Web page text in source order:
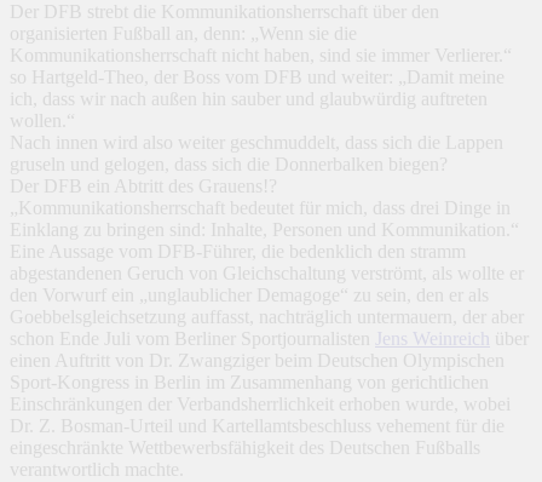
Der DFB strebt die Kommunikationsherrschaft über den
organisierten Fußball an, denn: „Wenn sie die
Kommunikationsherrschaft nicht haben, sind sie immer Verlierer.“
so Hartgeld-Theo, der Boss vom DFB und weiter: „Damit meine
ich, dass wir nach außen hin sauber und glaubwürdig auftreten
wollen.“
Nach innen wird also weiter geschmuddelt, dass sich die Lappen
gruseln und gelogen, dass sich die Donnerbalken biegen?
Der DFB ein Abtritt des Grauens!?
„Kommunikationsherrschaft bedeutet für mich, dass drei Dinge in
Einklang zu bringen sind: Inhalte, Personen und Kommunikation.“
Eine Aussage vom DFB-Führer, die bedenklich den stramm
abgestandenen Geruch von Gleichschaltung verströmt, als wollte er
den Vorwurf ein „unglaublicher Demagoge“ zu sein, den er als
Goebbelsgleichsetzung auffasst, nachträglich untermauern, der aber
schon Ende Juli vom Berliner Sportjournalisten
Jens Weinreich
über
einen Auftritt von Dr. Zwangziger beim Deutschen Olympischen
Sport-Kongress in Berlin im Zusammenhang von gerichtlichen
Einschränkungen der Verbandsherrlichkeit erhoben wurde, wobei
Dr. Z. Bosman-Urteil und Kartellamtsbeschluss vehement für die
eingeschränkte Wettbewerbsfähigkeit des Deutschen Fußballs
verantwortlich machte.